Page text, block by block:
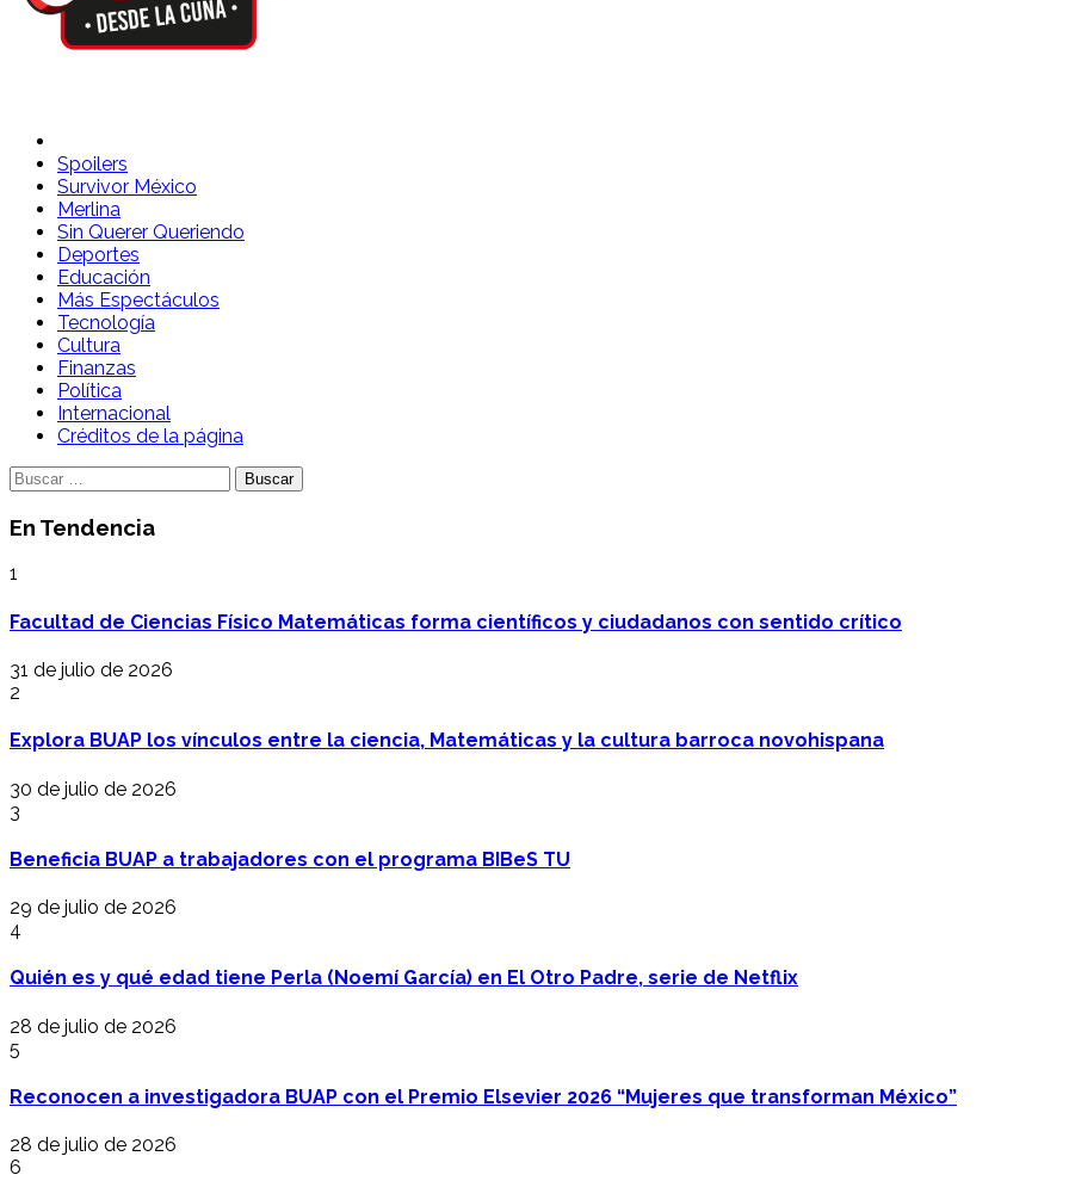
Spoilers Desde la Cuna
Sitio con información sobre series, película, reality shows y telenovelas
Spoilers
Survivor México
Merlina
Sin Querer Queriendo
Deportes
Educación
Más Espectáculos
Tecnología
Cultura
Finanzas
Política
Internacional
Créditos de la página
Buscar:
En Tendencia
1
Facultad de Ciencias Físico Matemáticas forma científicos y ciudadanos con sentido crítico
31 de julio de 2026
2
Explora BUAP los vínculos entre la ciencia, Matemáticas y la cultura barroca novohispana
30 de julio de 2026
3
Beneficia BUAP a trabajadores con el programa BIBeS TU
29 de julio de 2026
4
Quién es y qué edad tiene Perla (Noemí García) en El Otro Padre, serie de Netflix
28 de julio de 2026
5
Reconocen a investigadora BUAP con el Premio Elsevier 2026 “Mujeres que transforman México”
28 de julio de 2026
6